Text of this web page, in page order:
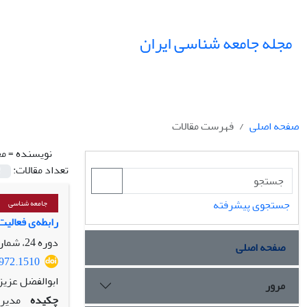
مجله جامعه شناسی ایران
صفحه اصلی
فهرست مقالات
نویسنده =
تعداد مقالات:
جامعه شناسی
رابطه‌ی
دوره 24، شماره 2، تابستان 1402، صفحه
ابوالفضل
چکیده
جستجوی پیشرفته
صفحه اصلی
مرور